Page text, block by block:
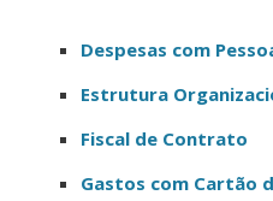
Despesas com
Estrutura
Fiscal de Contrato
Gastos com Cartão